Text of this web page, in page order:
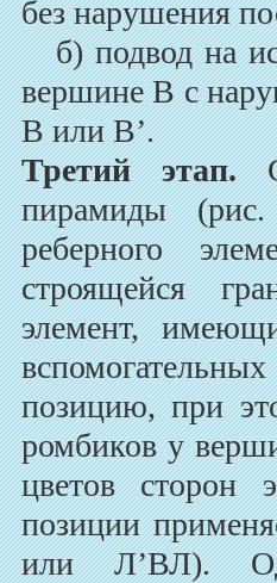
без нарушения
б) подвод на
вершине В с
В или В’.
Третий этап.
пирамиды
реберного
строящейся
элемент,
позицию, при
ромбиков у
цветов сторон
позиции
или Л’ВЛ).